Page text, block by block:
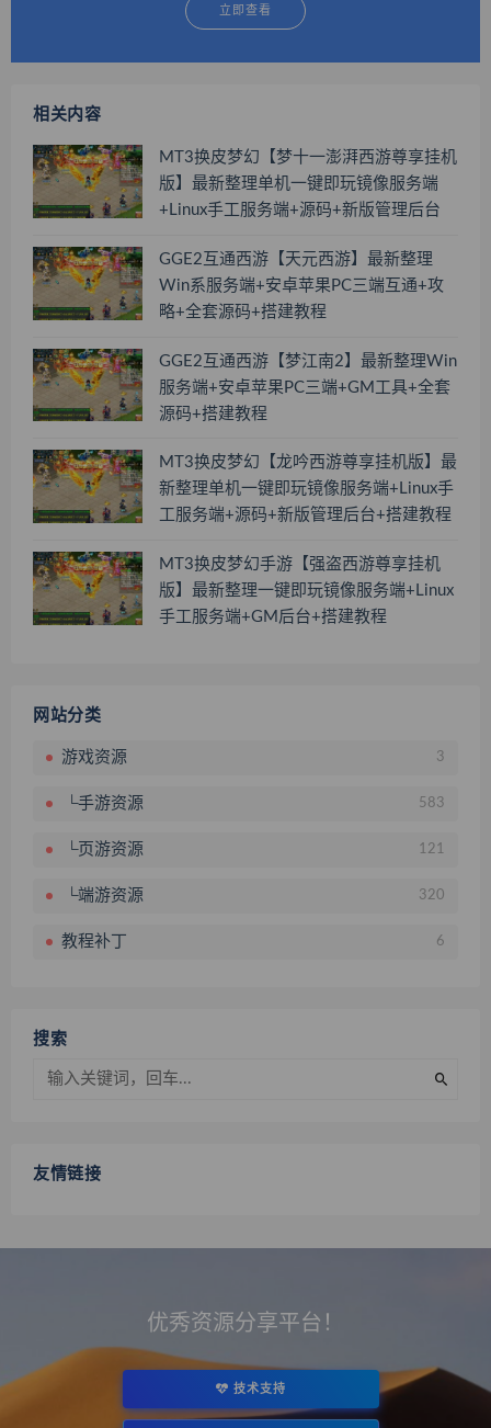
立即查看
相关内容
MT3换皮梦幻【梦十一澎湃西游尊享挂机
版】最新整理单机一键即玩镜像服务端
+Linux手工服务端+源码+新版管理后台
GGE2互通西游【天元西游】最新整理
Win系服务端+安卓苹果PC三端互通+攻
略+全套源码+搭建教程
GGE2互通西游【梦江南2】最新整理Win
服务端+安卓苹果PC三端+GM工具+全套
源码+搭建教程
MT3换皮梦幻【龙吟西游尊享挂机版】最
新整理单机一键即玩镜像服务端+Linux手
工服务端+源码+新版管理后台+搭建教程
MT3换皮梦幻手游【强盗西游尊享挂机
版】最新整理一键即玩镜像服务端+Linux
手工服务端+GM后台+搭建教程
网站分类
游戏资源 3
└手游资源 583
└页游资源 121
└端游资源 320
教程补丁 6
搜索
友情链接
优秀资源分享平台！
技术支持